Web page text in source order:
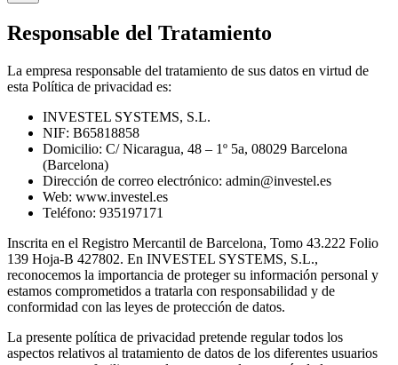
Responsable del Tratamiento
La empresa responsable del tratamiento de sus datos en virtud de
esta Política de privacidad es:
INVESTEL SYSTEMS, S.L.
NIF: B65818858
Domicilio: C/ Nicaragua, 48 – 1º 5a, 08029 Barcelona
(Barcelona)
Dirección de correo electrónico: admin@investel.es
Web: www.investel.es
Teléfono: 935197171
Inscrita en el Registro Mercantil de Barcelona, Tomo 43.222 Folio
139 Hoja-B 427802. En INVESTEL SYSTEMS, S.L.,
reconocemos la importancia de proteger su información personal y
estamos comprometidos a tratarla con responsabilidad y de
conformidad con las leyes de protección de datos.
La presente política de privacidad pretende regular todos los
aspectos relativos al tratamiento de datos de los diferentes usuarios